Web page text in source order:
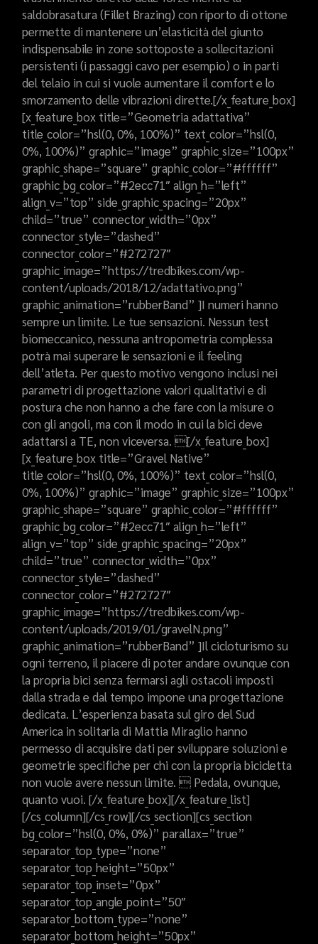
saldobrasatura (Fillet Brazing) con riporto di ottone
permette di mantenere un’elasticità del giunto
indispensabile in zone sottoposte a sollecitazioni
persistenti (i passaggi cavo per esempio) o in parti
del telaio in cui si vuole aumentare il comfort e lo
smorzamento delle vibrazioni dirette.[/x_feature_box]
[x_feature_box title=”Geometria adattativa”
title_color=”hsl(0, 0%, 100%)” text_color=”hsl(0,
0%, 100%)” graphic=”image” graphic_size=”100px”
graphic_shape=”square” graphic_color=”#ffffff”
graphic_bg_color=”#2ecc71″ align_h=”left”
align_v=”top” side_graphic_spacing=”20px”
child=”true” connector_width=”0px”
connector_style=”dashed”
connector_color=”#272727″
graphic_image=”https://tredbikes.com/wp-
content/uploads/2018/12/adattativo.png”
graphic_animation=”rubberBand” ]I numeri hanno
sempre un limite. Le tue sensazioni. Nessun test
biomeccanico, nessuna antropometria complessa
potrà mai superare le sensazioni e il feeling
dell’atleta. Per questo motivo vengono inclusi nei
parametri di progettazione valori qualitativi e di
postura che non hanno a che fare con la misure o
con gli angoli, ma con il modo in cui la bici deve
adattarsi a TE, non viceversa. [/x_feature_box]
[x_feature_box title=”Gravel Native”
title_color=”hsl(0, 0%, 100%)” text_color=”hsl(0,
0%, 100%)” graphic=”image” graphic_size=”100px”
graphic_shape=”square” graphic_color=”#ffffff”
graphic_bg_color=”#2ecc71″ align_h=”left”
align_v=”top” side_graphic_spacing=”20px”
child=”true” connector_width=”0px”
connector_style=”dashed”
connector_color=”#272727″
graphic_image=”https://tredbikes.com/wp-
content/uploads/2019/01/gravelN.png”
graphic_animation=”rubberBand” ]Il cicloturismo su
ogni terreno, il piacere di poter andare ovunque con
la propria bici senza fermarsi agli ostacoli imposti
dalla strada e dal tempo impone una progettazione
dedicata. L’esperienza basata sul giro del Sud
America in solitaria di Mattia Miraglio hanno
permesso di acquisire dati per sviluppare soluzioni e
geometrie specifiche per chi con la propria bicicletta
non vuole avere nessun limite.  Pedala, ovunque,
quanto vuoi. [/x_feature_box][/x_feature_list]
[/cs_column][/cs_row][/cs_section][cs_section
bg_color=”hsl(0, 0%, 0%)” parallax=”true”
separator_top_type=”none”
separator_top_height=”50px”
separator_top_inset=”0px”
separator_top_angle_point=”50″
separator_bottom_type=”none”
separator_bottom_height=”50px”